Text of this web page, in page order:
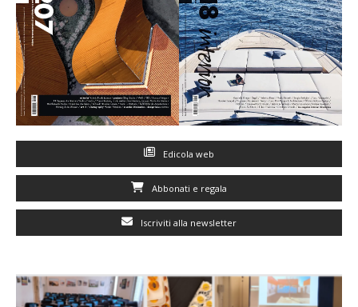
Edicola web
Abbonati e regala
Iscriviti alla newsletter